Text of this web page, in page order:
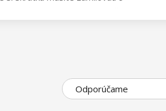
dokonalú manikúru už v
Odporúčame